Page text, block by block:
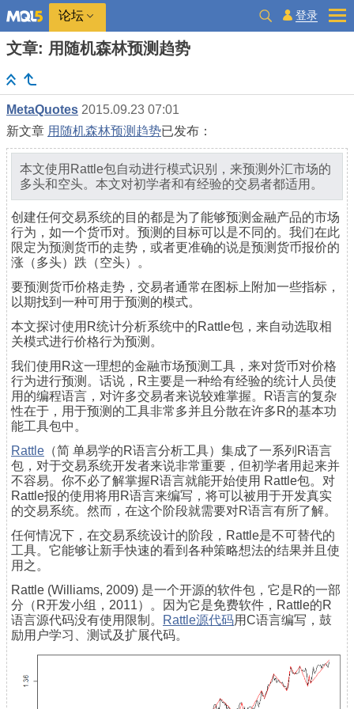
论坛 登录
文章: 用随机森林预测趋势
MetaQuotes 2015.09.23 07:01
新文章 用随机森林预测趋势已发布：
本文使用Rattle包自动进行模式识别，来预测外汇市场的
多头和空头。本文对初学者和有经验的交易者都适用。
创建任何交易系统的目的都是为了能够预测金融产品的市场
行为，如一个货币对。预测的目标可以是不同的。我们在此
限定为预测货币的走势，或者更准确的说是预测货币报价的
涨（多头）跌（空头）。
要预测货币价格走势，交易者通常在图标上附加一些指标，
以期找到一种可用于预测的模式。
本文探讨使用R统计分析系统中的Rattle包，来自动选取相
关模式进行价格行为预测。
我们使用R这一理想的金融市场预测工具，来对货币对价格
行为进行预测。话说，R主要是一种给有经验的统计人员使
用的编程语言，对许多交易者来说较难掌握。R语言的复杂
性在于，用于预测的工具非常多并且分散在许多R的基本功
能工具包中。
Rattle （简 单易学的R语言分析工具）集成了一系列R语言
包，对于交易系统开发者来说非常重要，但初学者用起来并
不容易。你不必了解掌握R语言就能开始使用 Rattle包。对
Rattle报的使用将用R语言来编写，将可以被用于开发真实
的交易系统。然而，在这个阶段就需要对R语言有所了解。
任何情况下，在交易系统设计的阶段，Rattle是不可替代的
工具。它能够让新手快速的看到各种策略想法的结果并且使
用之。
Rattle (Williams, 2009) 是一个开源的软件包，它是R的一部
分（R开发小组，2011）。因为它是免费软件，Rattle的R
语言源代码没有使用限制。
Rattle源代码用C语言编写，鼓
励用户学习、测试及扩展代码。